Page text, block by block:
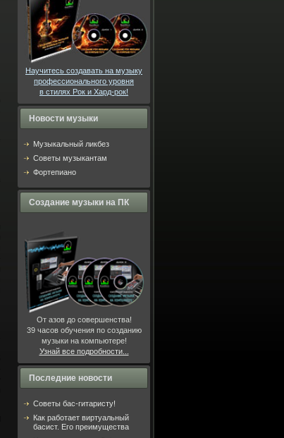
Научитесь создавать на музыку
профессионального уровня
в стилях Рок и Хард-рок!
Новости музыки
Музыкальный ликбез
Советы музыкантам
Фортепиано
Создание музыки на ПК
От азов до совершенства!
39 часов обучения по созданию
музыки на компьютере!
Узнай все подробности...
Последние новости
Советы бас-гитаристу!
Как работает виртуальный
басист. Его преимущества